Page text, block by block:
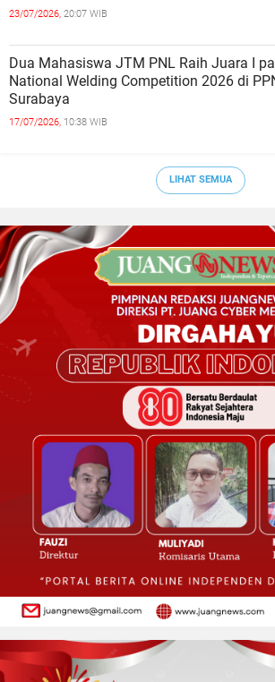
23/07/2026, 20:07 WIB
Dua Mahasiswa JTM PNL Raih Juara I
National Welding Competition 2026 di
Surabaya
17/07/2026, 10:38 WIB
LIHAT SEMUA